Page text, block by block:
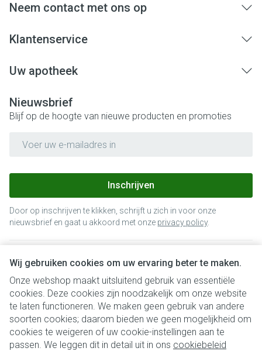
Wij gebruiken cookies om uw ervaring beter te maken.
Onze webshop maakt uitsluitend gebruik van essentiële
cookies. Deze cookies zijn noodzakelijk om onze website
te laten functioneren. We maken geen gebruik van andere
soorten cookies; daarom bieden we geen mogelijkheid om
cookies te weigeren of uw cookie-instellingen aan te
passen. We leggen dit in detail uit in ons cookiebeleid
Neem contact met ons op
Klantenservice
Uw apotheek
Nieuwsbrief
Blijf op de hoogte van nieuwe producten en promoties
Inschrijven
Door op inschrijven te klikken, schrijft u zich in voor onze
nieuwsbrief en gaat u akkoord met onze privacy policy.
Juridische links